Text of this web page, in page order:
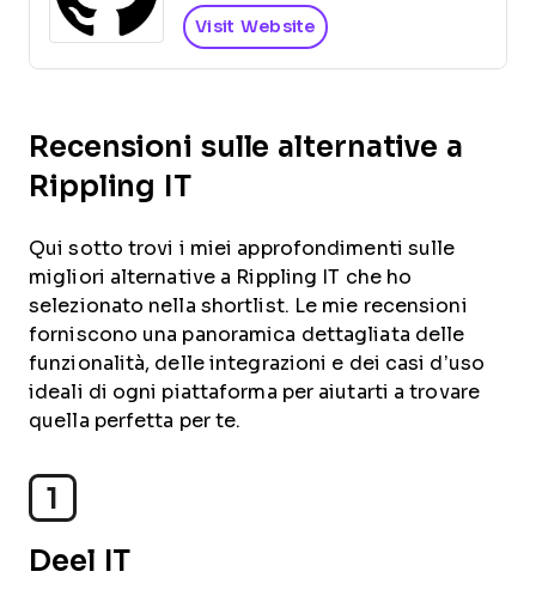
Visit Website
Recensioni sulle alternative a
Rippling IT
Qui sotto trovi i miei approfondimenti sulle
migliori alternative a Rippling IT che ho
selezionato nella shortlist. Le mie recensioni
forniscono una panoramica dettagliata delle
funzionalità, delle integrazioni e dei casi d’uso
ideali di ogni piattaforma per aiutarti a trovare
quella perfetta per te.
1
Deel IT